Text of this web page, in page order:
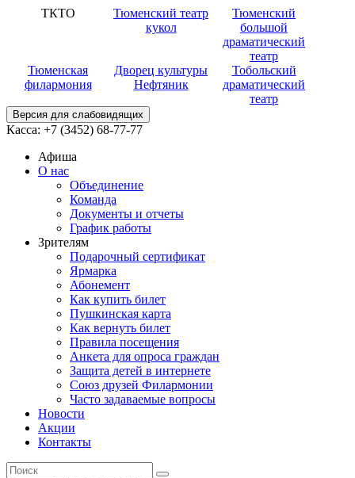
ТКТО
Тюменский театр
кукол
Тюменский
большой
драматический
театр
Тюменская
филармония
Дворец культуры
Нефтяник
Тобольский
драматический
театр
Версия для слабовидящих
Касса: +7 (3452) 68-77-77
Афиша
О нас
Объединение
Команда
Документы и отчеты
График работы
Зрителям
Подарочный сертификат
Ярмарка
Абонемент
Как купить билет
Пушкинская карта
Как вернуть билет
Правила посещения
Анкета для опроса граждан
Защита детей в интернете
Союз друзей Филармонии
Часто задаваемые вопросы
Новости
Акции
Контакты